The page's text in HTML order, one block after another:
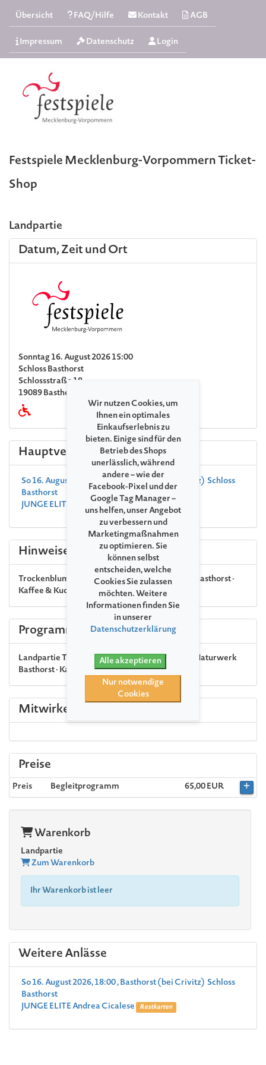
Übersicht FAQ/Hilfe Kontakt AGB
Impressum Datenschutz Login
Festspiele Mecklenburg-Vorpommern Ticket-
Shop
Landpartie
Datum, Zeit und Ort
Sonntag 16. August 2026 15:00
Schloss Basthorst
Schlossstraße 18
19089 Basthorst (bei Crivitz)
Hauptveranstaltung
So 16. August 2026, 18:00 , Basthorst (bei Crivitz) Schloss
Basthorst
JUNGE ELITE Andrea Cicalese
Restkarten
Hinweise
Trockenblumenworkshop mit dem Naturwerk Basthorst ·
Kaffee & Kuchen
Programm
LandpartieTrockenblumenworkshop mit dem Naturwerk
Basthorst · Kaffee & Kuchen
Mitwirkende
Preise
Preis Begleitprogramm 65,00 EUR
Warenkorb
Landpartie
Zum Warenkorb
Ihr Warenkorb ist leer
Weitere Anlässe
So 16. August 2026, 18:00 , Basthorst (bei Crivitz) Schloss
Basthorst
JUNGE ELITE Andrea Cicalese
Restkarten
Wir nutzen Cookies, um
Ihnen ein optimales
Einkaufserlebnis zu
bieten. Einige sind für den
Betrieb des Shops
unerlässlich, während
andere – wie der
Facebook-Pixel und der
Google Tag Manager –
uns helfen, unser Angebot
zu verbessern und
Marketingmaßnahmen
zu optimieren. Sie
können selbst
entscheiden, welche
Cookies Sie zulassen
möchten. Weitere
Informationen finden Sie
in unserer
Datenschutzerklärung
Alle akzeptieren
Nur notwendige
Cookies